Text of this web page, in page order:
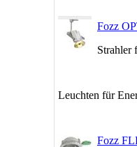
Fozz
Strahler
Leuchten für
Fozz